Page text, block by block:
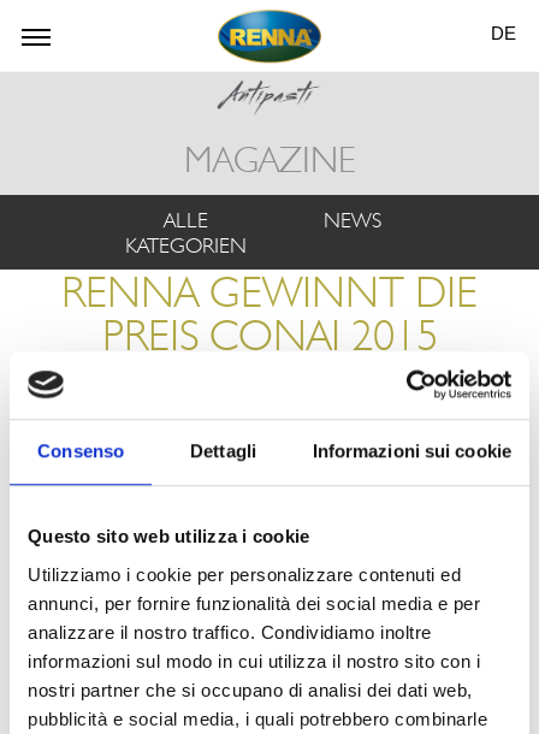
Consenso Dettagli Informazioni sui cookie
Questo sito web utilizza i cookie
Utilizziamo i cookie per personalizzare contenuti ed
annunci, per fornire funzionalità dei social media e per
analizzare il nostro traffico. Condividiamo inoltre
informazioni sul modo in cui utilizza il nostro sito con i
nostri partner che si occupano di analisi dei dati web,
pubblicità e social media, i quali potrebbero combinarle
DE
MAGAZINE
ALLE
KATEGORIEN
NEWS
RENNA GEWINNT DIE
PREIS CONAI 2015
Renna freut sich zu den Gewinnern der zweiten Auflage des
Preis 2015 zu sein, ein besonderen Preis fü r die Unternehmen, die
2013-2014 Biennium die innovativsten Ideen und ökologisch nachhaltig
im Verpackungsbereich vorgestellt haben. Die Auszeichnung wurde im